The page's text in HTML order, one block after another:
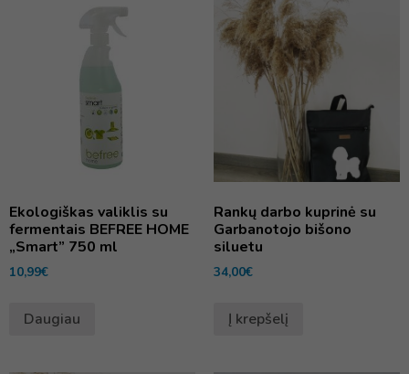
Ekologiškas valiklis su
fermentais BEFREE HOME
„Smart” 750 ml
10,99€
Daugiau
Rankų darbo kuprinė su
Garbanotojo bišono
siluetu
34,00€
Į krepšelį